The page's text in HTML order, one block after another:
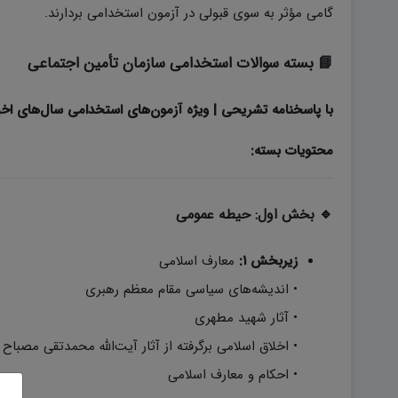
گامی مؤثر به سوی قبولی در آزمون استخدامی بردارند.
📘 بسته سوالات استخدامی سازمان تأمین اجتماعی
با پاسخنامه تشریحی | ویژه آزمون‌های استخدامی سال‌های
محتویات بسته:
🔹 بخش اول: حیطه عمومی
زیر‌بخش ۱: معارف اسلامی
• اندیشه‌های سیاسی مقام معظم رهبری
• آثار شهید مطهری
• اخلاق اسلامی برگرفته از آثار آیت‌الله محمدتقی
• احکام و معارف اسلامی